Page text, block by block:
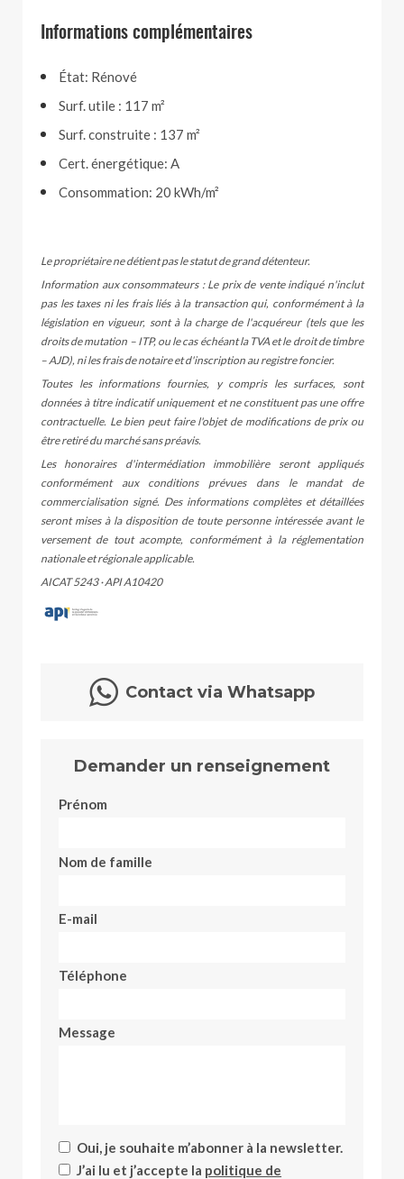
Informations complémentaires
État: Rénové
Surf. utile : 117 m²
Surf. construite : 137 m²
Cert. énergétique: A
Consommation: 20 kWh/m²
Le propriétaire ne détient pas le statut de grand détenteur.
Information aux consommateurs : Le prix de vente indiqué n'inclut
pas les taxes ni les frais liés à la transaction qui, conformément à la
législation en vigueur, sont à la charge de l'acquéreur (tels que les
droits de mutation – ITP, ou le cas échéant la TVA et le droit de timbre
– AJD), ni les frais de notaire et d'inscription au registre foncier.
Toutes les informations fournies, y compris les surfaces, sont
données à titre indicatif uniquement et ne constituent pas une offre
contractuelle. Le bien peut faire l'objet de modifications de prix ou
être retiré du marché sans préavis.
Les honoraires d'intermédiation immobilière seront appliqués
conformément aux conditions prévues dans le mandat de
commercialisation signé. Des informations complètes et détaillées
seront mises à la disposition de toute personne intéressée avant le
versement de tout acompte, conformément à la réglementation
nationale et régionale applicable.
AICAT 5243 · API A10420
Contact via Whatsapp
Demander un renseignement
Prénom
Nom de famille
E-mail
Téléphone
Message
Oui, je souhaite m’abonner à la newsletter.
J’ai lu et j’accepte la politique de